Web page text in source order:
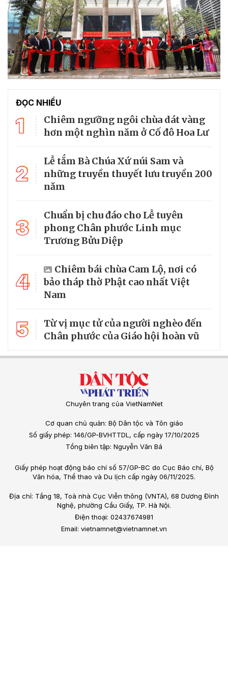
ĐỌC NHIỀU
1
Chiêm ngưỡng ngôi chùa dát vàng
hơn một nghìn năm ở Cố đô Hoa Lư
2
Lễ tắm Bà Chúa Xứ núi Sam và
những truyền thuyết lưu truyền 200
năm
3
Chuẩn bị chu đáo cho Lễ tuyên
phong Chân phước Linh mục
Trương Bửu Diệp
4
Chiêm bái chùa Cam Lộ, nơi có
bảo tháp thờ Phật cao nhất Việt
Nam
5
Từ vị mục tử của người nghèo đến
Chân phước của Giáo hội hoàn vũ
Chuyên trang của VietNamNet
Cơ quan chủ quản: Bộ Dân tộc và Tôn giáo
Số giấy phép: 146/GP-BVHTTDL, cấp ngày 17/10/2025
Tổng biên tập: Nguyễn Văn Bá
Giấy phép hoạt động báo chí số 57/GP-BC do Cục Báo chí, Bộ
Văn hóa, Thể thao và Du lịch cấp ngày 06/11/2025.
Địa chỉ: Tầng 18, Toà nhà Cục Viễn thông (VNTA), 68 Dương Đình
Nghệ, phường Cầu Giấy, TP. Hà Nội.
Điện thoại: 02437674981
Email: vietnamnet@vietnamnet.vn